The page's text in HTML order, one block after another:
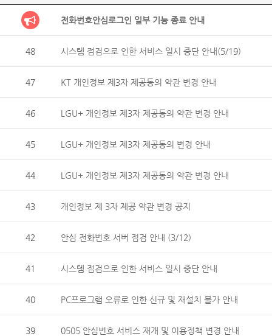
전화번호안심로그인 일부 기능 종료 안내
48 시스템 점검으로 인한 서비스 일시 중단 안내(5/19)
47 KT 개인정보 제3자 제공동의 약관 변경 안내
46 LGU+ 개인정보 제3자 제공동의 약관 변경 안내
45 LGU+ 개인정보 제3자 제공동의 변경 안내
44 LGU+ 개인정보 제3자 제공동의 약관 변경 안내
43 개인정보 제 3자 제공 약관 변경 공지
42 안심 전화번호 서버 점검 안내 (3/12)
41 시스템 점검으로 인한 서비스 일시 중단 안내
40 PC프로그램 오류로 인한 신규 및 재설치 불가 안내
39 0505 안심번호 서비스 재개 및 이용정책 변경 안내